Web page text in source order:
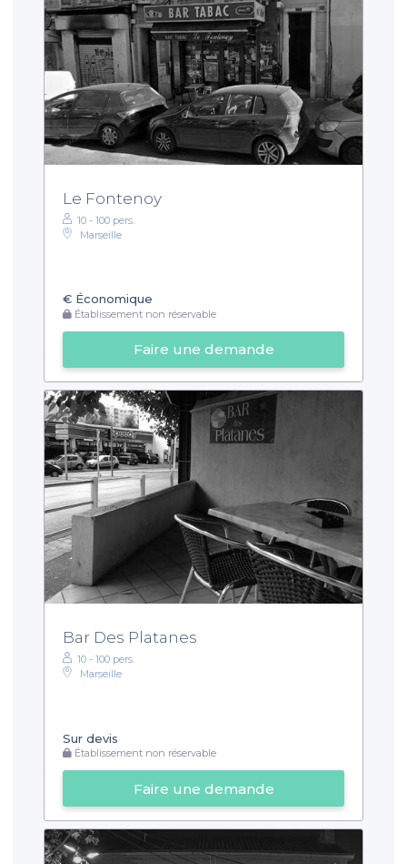
Le Fontenoy
10 - 100 pers.
Marseille
€ Économique
Établissement non réservable
Faire une demande
Bar Des Platanes
10 - 100 pers.
Marseille
Sur devis
Établissement non réservable
Faire une demande